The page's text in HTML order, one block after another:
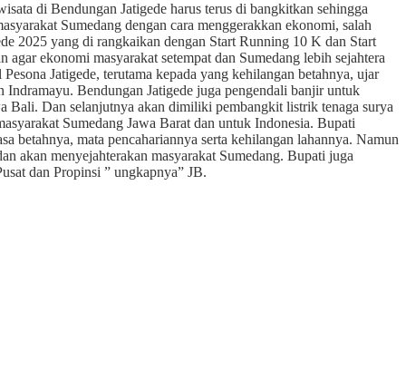
di Bendungan Jatigede harus terus di bangkitkan sehingga
Sumedang dengan cara menggerakkan ekonomi, salah
2025 yang di rangkaikan dengan Start Running 10 K dan Start
ekonomi masyarakat setempat dan Sumedang lebih sejahtera
Jatigede, terutama kepada yang kehilangan betahnya, ujar
Bendungan Jatigede juga pengendali banjir untuk
Bali. Dan selanjutnya akan dimiliki pembangkit listrik tenaga surya
Sumedang Jawa Barat dan untuk Indonesia. Bupati
betahnya, mata pencahariannya serta kehilangan lahannya. Namun
akan menyejahterakan masyarakat Sumedang. Bupati juga
dan Propinsi ” ungkapnya” JB.